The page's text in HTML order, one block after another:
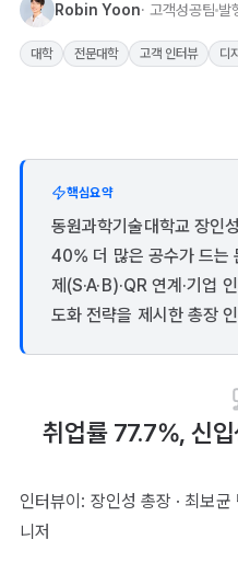
Robin Yoon· 고객성공팀 발
대학 전문대학 고객 인터뷰 디
핵심요약
동원과학기술대학교 장인
40% 더 많은 공수가 드는
제(S·A·B)·QR 연계·기업
도화 전략을 제시한 총장
취업률 77.7%, 신
인터뷰이: 장인성 총장 · 최보균
니저